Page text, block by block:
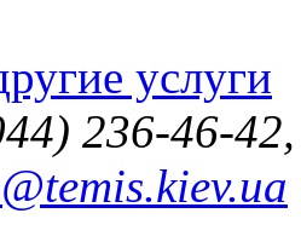
услуги
236-46-